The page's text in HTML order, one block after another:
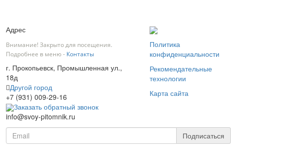
Адрес
Внимание! Закрыто для посещения.
Подробнее в меню - Контакты
г. Прокопьевск, Промышленная ул.,
18д
Другой город
+7 (931) 009-29-16
Заказать обратный звонок
info@svoy-pitomnik.ru
Политика
конфиденциальности
Рекомендательные
технологии
Карта сайта
Подписаться